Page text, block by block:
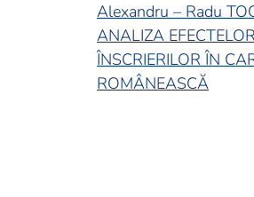
Alexandru – Radu
ANALIZA
ÎNSCRIERILOR ÎN
ROMÂNEASCĂ